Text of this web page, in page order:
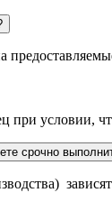
условии,
срочно